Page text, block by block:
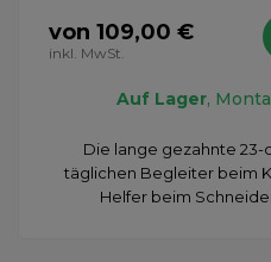
von 109,00 €
inkl. MwSt.
Auf Lager,
Die lange gezahnte 23-
täglichen Begleiter beim
Helfer beim